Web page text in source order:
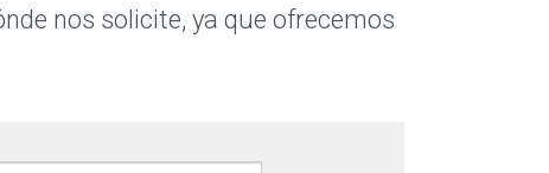
nos solicite, ya que ofrecemos